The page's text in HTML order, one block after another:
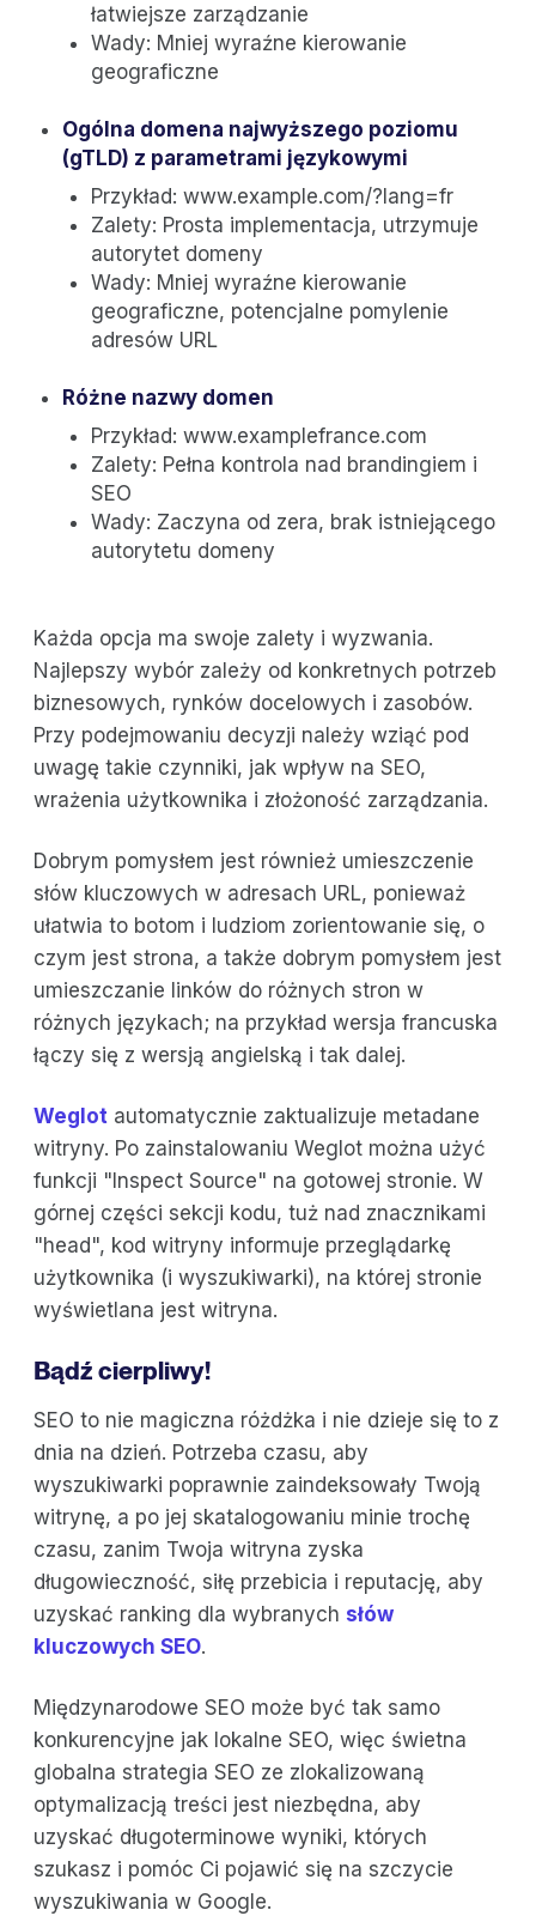
łatwiejsze zarządzanie
Wady: Mniej wyraźne kierowanie
geograficzne
Ogólna domena najwyższego poziomu
(gTLD) z parametrami językowymi
Przykład: www.example.com/?lang=fr
Zalety: Prosta implementacja, utrzymuje
autorytet domeny
Wady: Mniej wyraźne kierowanie
geograficzne, potencjalne pomylenie
adresów URL
Różne nazwy domen
Przykład: www.examplefrance.com
Zalety: Pełna kontrola nad brandingiem i
SEO
Wady: Zaczyna od zera, brak istniejącego
autorytetu domeny
Każda opcja ma swoje zalety i wyzwania.
Najlepszy wybór zależy od konkretnych potrzeb
biznesowych, rynków docelowych i zasobów.
Przy podejmowaniu decyzji należy wziąć pod
uwagę takie czynniki, jak wpływ na SEO,
wrażenia użytkownika i złożoność zarządzania.
Dobrym pomysłem jest również umieszczenie
słów kluczowych w adresach URL, ponieważ
ułatwia to botom i ludziom zorientowanie się, o
czym jest strona, a także dobrym pomysłem jest
umieszczanie linków do różnych stron w
różnych językach; na przykład wersja francuska
łączy się z wersją angielską i tak dalej.
Weglot automatycznie zaktualizuje metadane
witryny. Po zainstalowaniu Weglot można użyć
funkcji "Inspect Source" na gotowej stronie. W
górnej części sekcji kodu, tuż nad znacznikami
"head", kod witryny informuje przeglądarkę
użytkownika (i wyszukiwarki), na której stronie
wyświetlana jest witryna.
Bądź cierpliwy!
SEO to nie magiczna różdżka i nie dzieje się to z
dnia na dzień. Potrzeba czasu, aby
wyszukiwarki poprawnie zaindeksowały Twoją
witrynę, a po jej skatalogowaniu minie trochę
czasu, zanim Twoja witryna zyska
długowieczność, siłę przebicia i reputację, aby
uzyskać ranking dla wybranych słów
kluczowych SEO.
Międzynarodowe SEO może być tak samo
konkurencyjne jak lokalne SEO, więc świetna
globalna strategia SEO ze zlokalizowaną
optymalizacją treści jest niezbędna, aby
uzyskać długoterminowe wyniki, których
szukasz i pomóc Ci pojawić się na szczycie
wyszukiwania w Google.